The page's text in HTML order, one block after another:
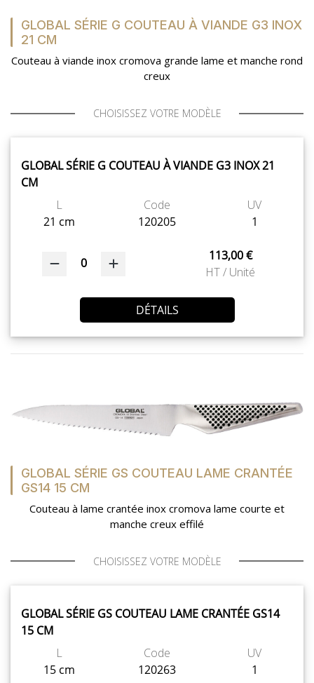
GLOBAL SÉRIE G COUTEAU À VIANDE G3 INOX
21 CM
Couteau à viande inox cromova grande lame et manche rond
creux
CHOISISSEZ VOTRE MODÈLE
GLOBAL SÉRIE G COUTEAU À VIANDE G3 INOX 21
CM
L
21 cm
Code
120205
UV
1
0
113,00 €
HT / Unité
DÉTAILS
GLOBAL SÉRIE GS COUTEAU LAME CRANTÉE
GS14 15 CM
Couteau à lame crantée inox cromova lame courte et
manche creux effilé
CHOISISSEZ VOTRE MODÈLE
GLOBAL SÉRIE GS COUTEAU LAME CRANTÉE GS14
15 CM
L
15 cm
Code
120263
UV
1